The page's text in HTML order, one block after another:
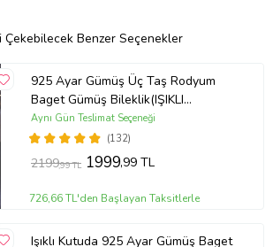
Çekebilecek Benzer Seçenekler
925 Ayar Gümüş Üç Taş Rodyum
Baget Gümüş Bileklik(IŞIKLI
KUTULU)
(132)
Aynı Gün Teslimat Seçeneği
2199,99 TL 1999,99 TL
726,66 TL'den Başlayan Taksitlerle
Işıklı Kutuda 925 Ayar Gümüş Baget